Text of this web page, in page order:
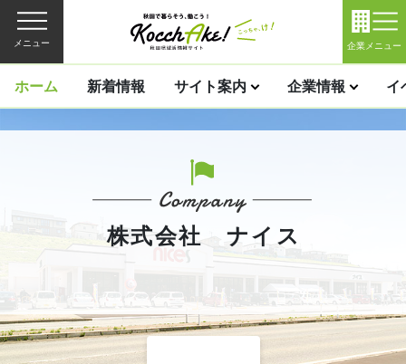
メニュー 企業メニュー
ホーム 新着情報 サイト案内 企業情報 イ
株式会社 ナイス